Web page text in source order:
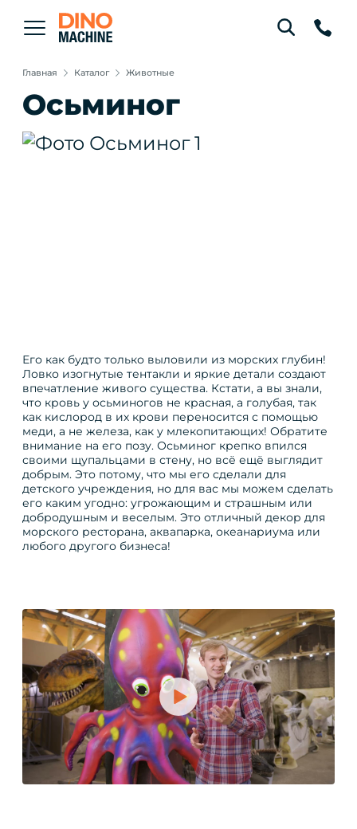
Главная Каталог Животные
Осьминог
Его как будто только выловили из морских глубин!
Ловко изогнутые тентакли и яркие детали создают
впечатление живого существа. Кстати, а вы знали,
что кровь у осьминогов не красная, а голубая, так
как кислород в их крови переносится с помощью
меди, а не железа, как у млекопитающих! Обратите
внимание на его позу. Осьминог крепко впился
своими щупальцами в стену, но всё ещё выглядит
добрым. Это потому, что мы его сделали для
детского учреждения, но для вас мы можем сделать
его каким угодно: угрожающим и страшным или
добродушным и веселым. Это отличный декор для
морского ресторана, аквапарка, океанариума или
любого другого бизнеса!